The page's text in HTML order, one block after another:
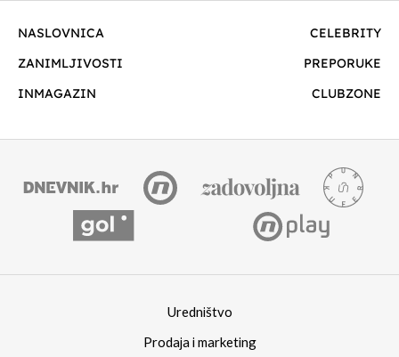
NASLOVNICA
CELEBRITY
ZANIMLJIVOSTI
PREPORUKE
INMAGAZIN
CLUBZONE
Uredništvo
Prodaja i marketing